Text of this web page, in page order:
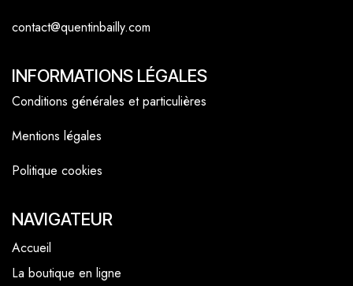
contact@quentinbailly.com
INFORMATIONS LÉGALES
Conditions générales et particulières
Mentions légales
Politique cookies
NAVIGATEUR
Accueil
La boutique en ligne